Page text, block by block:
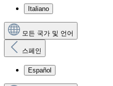
Italiano
모든 국가 및 언어
스페인
Español